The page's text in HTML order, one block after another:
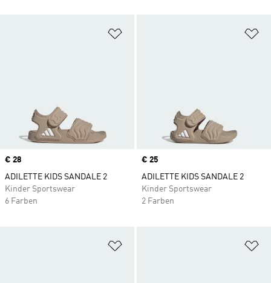
Price
€ 28
ADILETTE KIDS SANDALE 2
Kinder Sportswear
6 Farben
Price
€ 25
ADILETTE KIDS SANDALE 2
Kinder Sportswear
2 Farben